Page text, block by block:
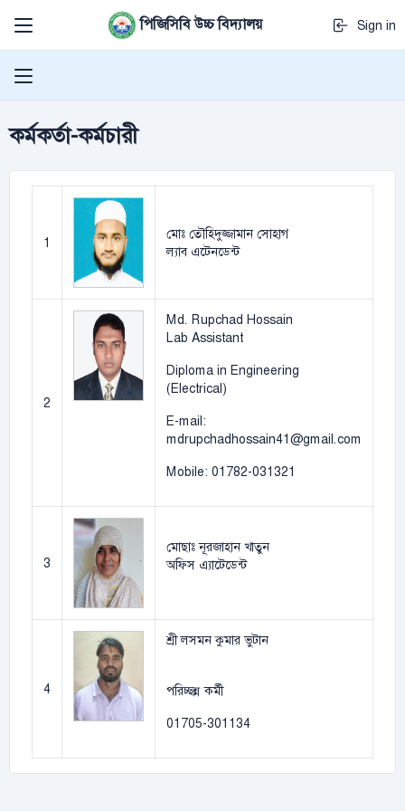
পিজিসিবি উচ্চ বিদ্যালয় Sign in
কর্মকর্তা-কর্মচারী
1
মোঃ তৌহিদুজ্জামান সোহাগ
ল্যাব এটেনডেন্ট
2
Md. Rupchad Hossain
Lab Assistant
Diploma in Engineering
(Electrical)
E-mail:
mdrupchadhossain41@gmail.com
Mobile: 01782-031321
3
মোছাঃ নূরজাহান খাতুন
অফিস এ্যাটেডেন্ট
4
শ্রী লসমন কুমার ভুটান
পরিচ্ছন্ন কর্মী
01705-301134